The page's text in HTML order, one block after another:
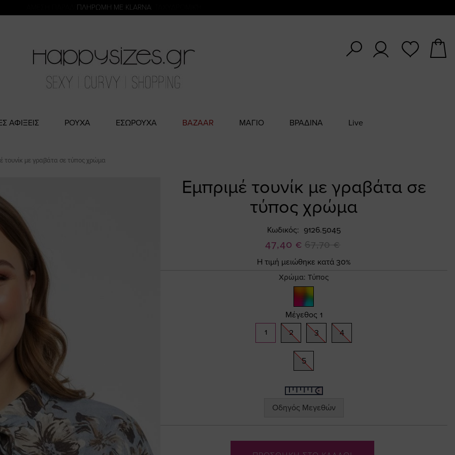
ΑΜΕΣΗ ΠΑΡΑΔΟΣΗ ΜΕ ACS ΚΑΙ ΓΕΝΙΚΗ ΤΑΧΥΔΡΟΜΙΚΉ
ΑΦΙΞΕΙΣ ΡΟΥΧΑ ΕΣΩΡΟΥΧΑ BAZAAR ΜΑΓΙΟ ΒΡΑΔΙΝΑ Live
τουνίκ με γραβάτα σε τύπος χρώμα
Εμπριμέ τουνίκ με γραβάτα σε
τύπος χρώμα
Κωδικός 9126.5045
Ειδική
Τιμή
47,40 € 67,70 €
Η τιμή μειώθηκε κατά 30%
Χρώμα:Τύπος
Μέγεθος 1
1
2 3 4
5
Οδηγός Μεγεθών